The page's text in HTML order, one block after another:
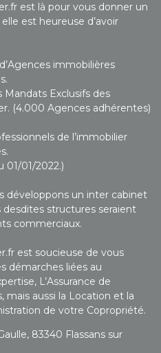
est là pour vous donner un
est heureuse d’avoir
immobilières
Mandats Exclusifs des
(4.000 Agences adhérentes)
de l’immobilier
01/01/2022.)
développons un inter cabinet
desdites structures seraient
commerciaux.
est soucieuse de vous
démarches liées au
L’Assurance de
mais aussi la Location et la
de votre Copropriété.
83340 Flassans sur